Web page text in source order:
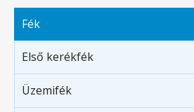
Fék
Első kerékfék
Üzemifék